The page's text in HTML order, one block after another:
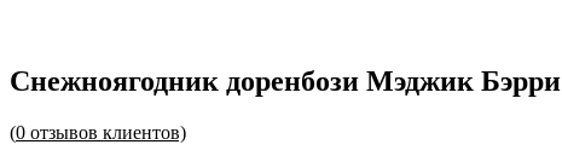
Снежноягодник доренбози Мэджик Бэрри
(0 отзывов клиентов)